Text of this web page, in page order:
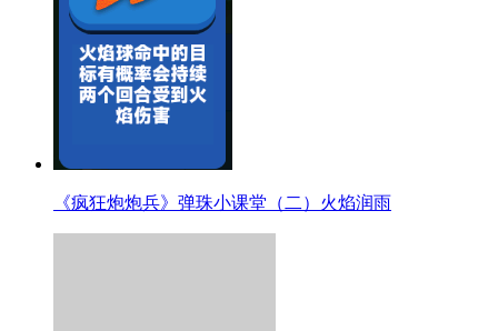
《疯狂炮炮兵》弹珠小课堂（二）火焰润雨